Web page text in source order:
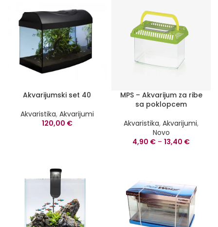
Akvarijumski set 40
Akvaristika, Akvarijumi
120,00 €
MPS – Akvarijum za ribe
sa poklopcem
Akvaristika, Akvarijumi,
Novo
4,90 € – 13,40 €